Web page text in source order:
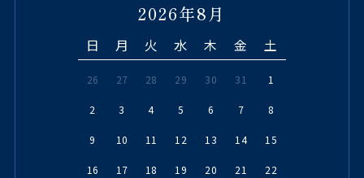
2026年8月
日 月 火 水 木 金 土
26 27 28 29 30 31 1
2 3 4 5 6 7 8
9 10 11 12 13 14 15
16 17 18 19 20 21 22